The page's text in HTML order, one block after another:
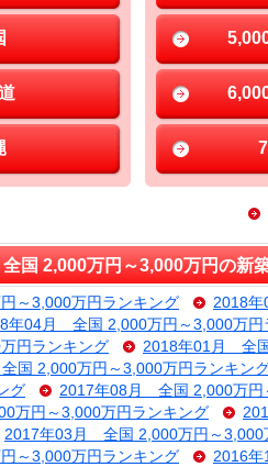
国 2,000万円～3,000万円の新
～3,000万円ランキング
2018
年04月 全国 2,000万円～3,000万円
円ランキング
2018年01月 全
国 2,000万円～3,000万円ランキン
グ
2017年08月 全国 2,000万円
万円～3,000万円ランキング
2017年03月 全国 2,000万円～3,000
～3,000万円ランキング
2016